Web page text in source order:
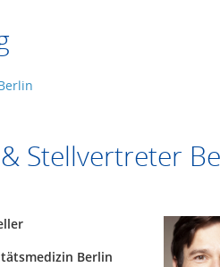
Stellvertreter
Berlin